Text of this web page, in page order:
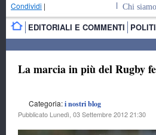
Condividi | Chi siamo
EDITORIALI E COMMENTI
La marcia in più del Rugby
Categoria:i nostri blog
Pubblicato Lunedì, 03 Settembre 2012 21:30